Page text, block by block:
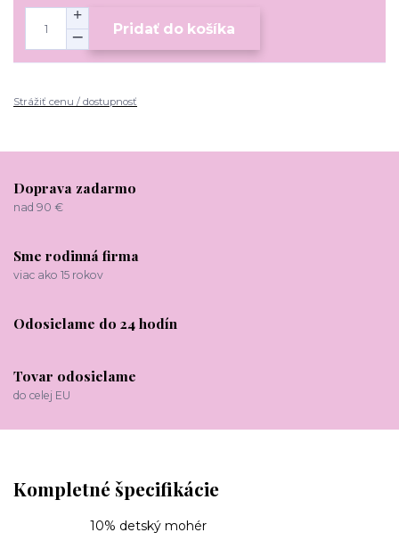
Pridať do košíka
Strážiť cenu / dostupnosť
Doprava zadarmo
nad 90 €
Sme rodinná firma
viac ako 15 rokov
Odosielame do 24 hodín
Tovar odosielame
do celej EU
Kompletné špecifikácie
10% detský mohér